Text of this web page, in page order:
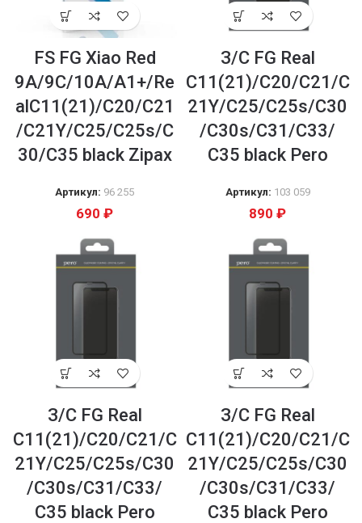
FS FG Xiao Red
9A/9C/10A/A1+/Re
alC11(21)/C20/C21
/C21Y/C25/C25s/C
30/С35 black Zipax
Артикул: 96 255
690 ₽
З/С FG Real
C11(21)/C20/C21/C
21Y/C25/C25s/C30
/C30s/C31/C33/
С35 black Pero
Артикул: 103 059
890 ₽
З/С FG Real
C11(21)/C20/C21/C
21Y/C25/C25s/C30
/C30s/C31/C33/
С35 black Pero
З/С FG Real
C11(21)/C20/C21/C
21Y/C25/C25s/C30
/C30s/C31/C33/
С35 black Pero